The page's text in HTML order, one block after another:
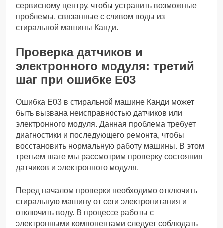
сервисному центру, чтобы устранить возможные
проблемы, связанные с сливом воды из
стиральной машины Канди.
Проверка датчиков и
электронного модуля: третий
шаг при ошибке Е03
Ошибка Е03 в стиральной машине Канди может
быть вызвана неисправностью датчиков или
электронного модуля. Данная проблема требует
диагностики и последующего ремонта, чтобы
восстановить нормальную работу машины. В этом
третьем шаге мы рассмотрим проверку состояния
датчиков и электронного модуля.
Перед началом проверки необходимо отключить
стиральную машину от сети электропитания и
отключить воду. В процессе работы с
электронными компонентами следует соблюдать